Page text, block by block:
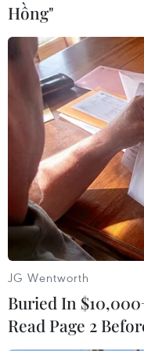
#kiểm tra nhân viên y tế
#sữa giả
#thực
#kê đơn thuốc
Hồng"
JG Wentworth
Buried In
Read Page 2